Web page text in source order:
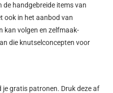
de handgebreide items van
ook in het aanbod van
kan volgen en zelfmaak-
die knutselconcepten voor
je gratis patronen. Druk deze af